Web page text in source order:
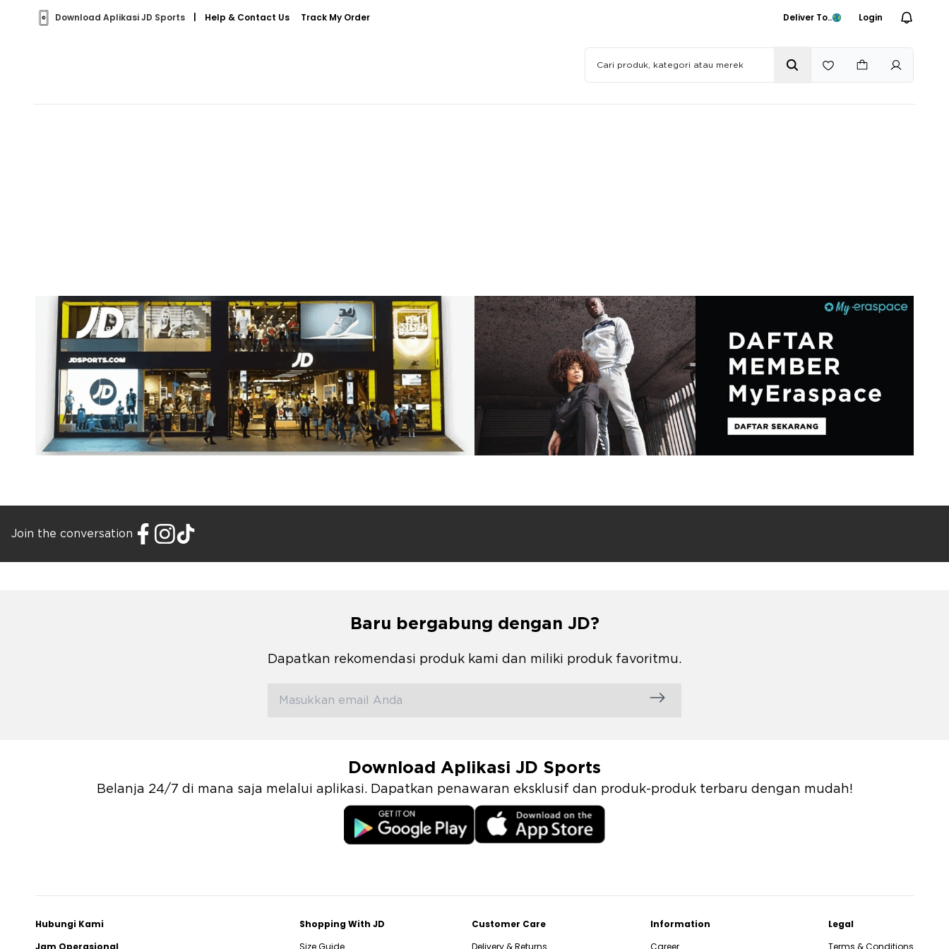
Download Aplikasi JD Sports Help & Contact Us Track My Order Deliver To.. Login
Join the conversation
Baru bergabung dengan JD?
Dapatkan rekomendasi produk kami dan miliki produk favoritmu.
Download Aplikasi JD Sports
Belanja 24/7 di mana saja melalui aplikasi. Dapatkan penawaran eksklusif dan produk-produk terbaru dengan mudah!
Hubungi Kami
Jam Operasional
Shopping With JD
Size Guide
Customer Care
Delivery & Returns
Information
Career
Legal
Terms & Conditions